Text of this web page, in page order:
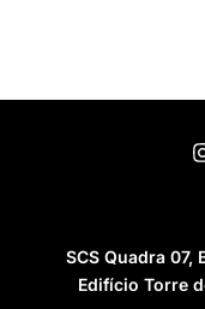
SCS Quadra 07,
Edifício Torre